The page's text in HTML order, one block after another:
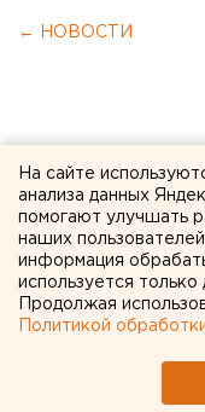
← НОВОСТИ
На сайте
анализа данных
помогают улучшать
наших
информация
используется только
Продолжая
Политикой